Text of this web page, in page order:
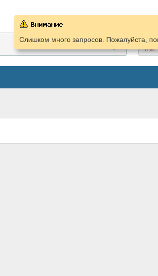
Слишком много запросов. Пожалуйста,